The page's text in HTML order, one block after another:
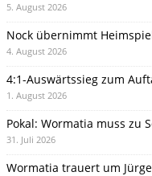
5. August 2026
Nock übernimmt
4. August 2026
4:1-Auswärtssieg zum
1. August 2026
Pokal: Wormatia muss zu
31. Juli 2026
Wormatia trauert um